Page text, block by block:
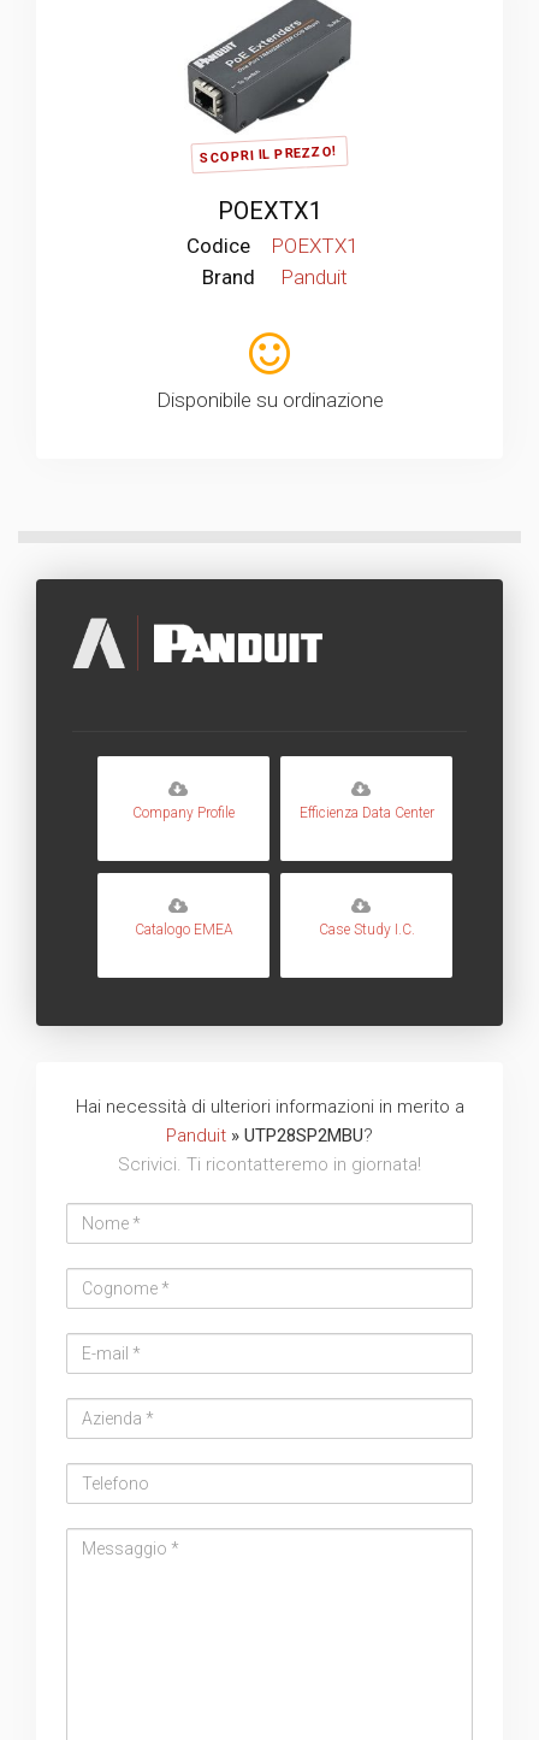
SCOPRI IL PREZZO!
POEXTX1
Codice
POEXTX1
Brand
Panduit
Disponibile su ordinazione
Company Profile Efficienza Data Center
Catalogo EMEA Case Study I.C.
Hai necessità di ulteriori informazioni in merito a
Panduit » UTP28SP2MBU?
Scrivici. Ti ricontatteremo in giornata!
address